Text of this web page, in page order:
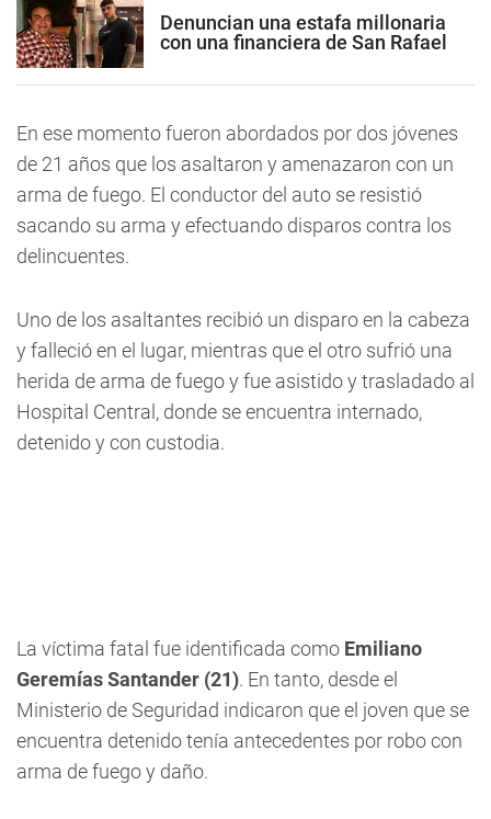
Denuncian una estafa millonaria
con una financiera de San Rafael
En ese momento fueron abordados por dos jóvenes
de 21 años que los asaltaron y amenazaron con un
arma de fuego. El conductor del auto se resistió
sacando su arma y efectuando disparos contra los
delincuentes.
Uno de los asaltantes recibió un disparo en la cabeza
y falleció en el lugar, mientras que el otro sufrió una
herida de arma de fuego y fue asistido y trasladado al
Hospital Central, donde se encuentra internado,
detenido y con custodia.
La víctima fatal fue identificada como Emiliano
Geremías Santander (21). En tanto, desde el
Ministerio de Seguridad indicaron que el joven que se
encuentra detenido tenía antecedentes por robo con
arma de fuego y daño.